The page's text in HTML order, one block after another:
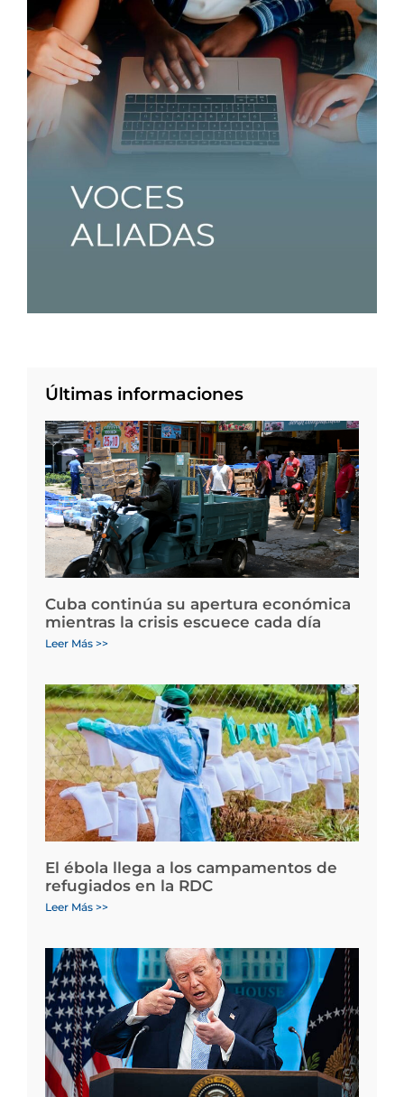
Últimas informaciones
Cuba continúa su apertura económica
mientras la crisis escuece cada día
Leer Más >>
El ébola llega a los campamentos de
refugiados en la RDC
Leer Más >>